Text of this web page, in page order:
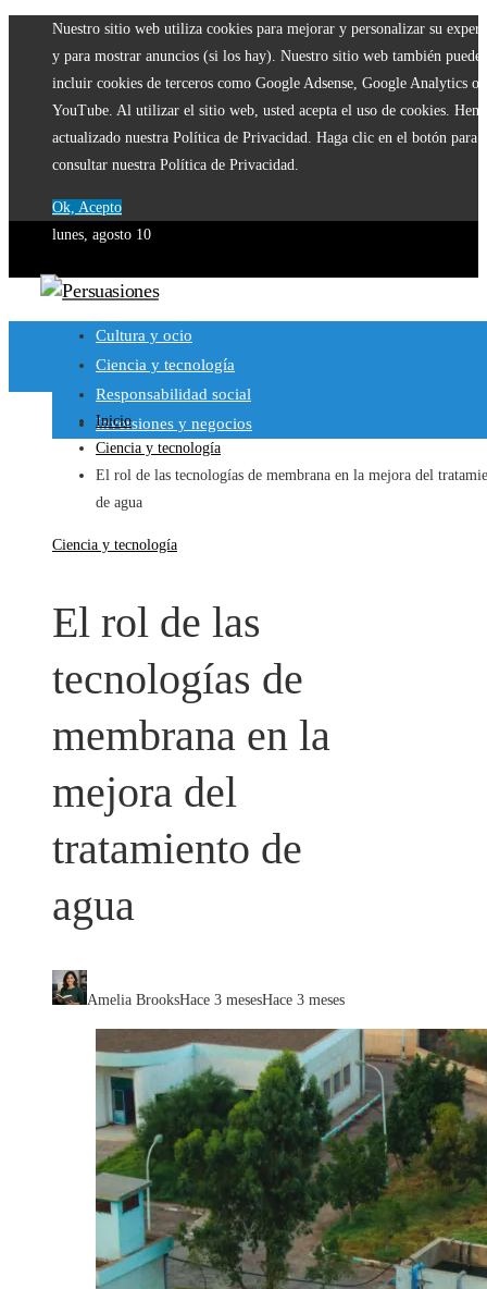
Nuestro sitio web utiliza cookies para mejorar y personalizar su
y para mostrar anuncios (si los hay). Nuestro sitio web también puede
incluir cookies de terceros como Google Adsense, Google Analytics o
YouTube. Al utilizar el sitio web, usted acepta el uso de cookies.
actualizado nuestra Política de Privacidad. Haga clic en el botón para
consultar nuestra Política de Privacidad.
Ok, Acepto
lunes, agosto 10
Cultura y ocio
Ciencia y tecnología
Responsabilidad social
Inversiones y negocios
Inicio
Ciencia y tecnología
El rol de las tecnologías de membrana en la mejora del
de agua
Ciencia y tecnología
El rol de las
tecnologías de
membrana en la
mejora del
tratamiento de
agua
Amelia BrooksHace 3 mesesHace 3 meses